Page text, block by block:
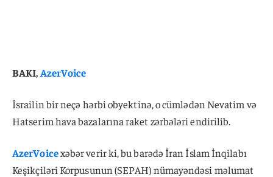
BAKI,AzerVoice
İsrailin bir neçə hərbi obyektinə, o cümlədən Nevatim və
Hatserim hava bazalarına raket zərbələri endirilib.
AzerVoicexəbər verir ki, bu barədə İran İslam İnqilabı
Keşikçiləri Korpusunun (SEPAH) nümayəndəsi məlumat